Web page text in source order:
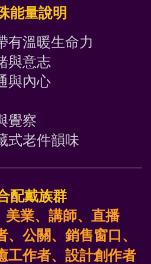
能量說明
有溫暖生命力
與意志
與內心
覺察
式老件韻味
配戴族群
美業、講師、直播
公關、銷售窗口、
工作者、設計創作者